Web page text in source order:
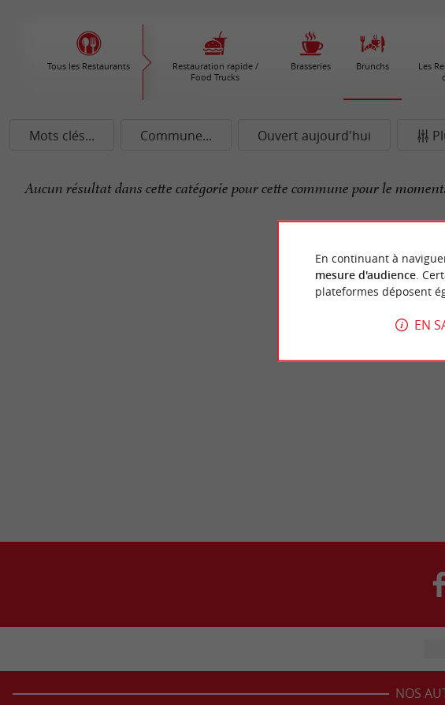
Tous les Restaurants
Restauration rapide /
Food Trucks
Brasseries Brunchs
Les
Mots clés... Commune... Ouvert aujourd'hui
Aucun résultat dans cette catégorie pour cette commune pour le
NOS
En continuant à
mesure d'audience.
plateformes déposent
EN